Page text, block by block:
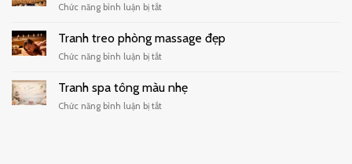
cafe
giản
Chức năng bình luận bị tắtở
quán
đẹp
Tranh treo phòng massage đẹp
Chức năng bình luận bị tắtở
treo
phòng
massage
Tranh spa tông màu nhẹ
Chức năng bình luận bị tắtở